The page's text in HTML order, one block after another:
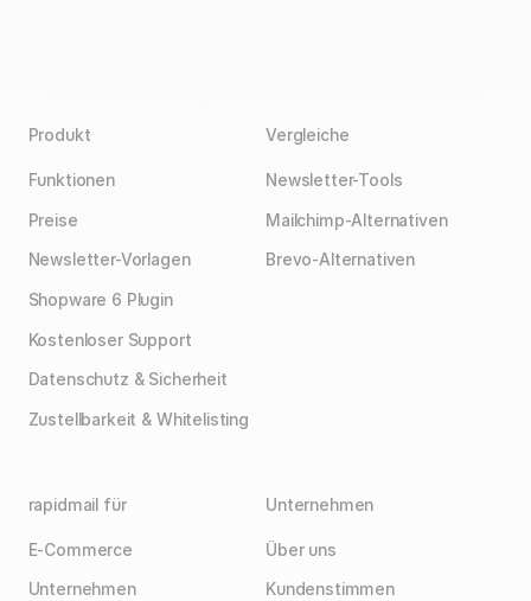
Produkt
Funktionen
Preise
Newsletter-Vorlagen
Shopware 6 Plugin
Kostenloser Support
Datenschutz & Sicherheit
Zustellbarkeit & Whitelisting
Vergleiche
Newsletter-Tools
Mailchimp-Alternativen
Brevo-Alternativen
rapidmail für
E-Commerce
Unternehmen
Unternehmen
Über uns
Kundenstimmen